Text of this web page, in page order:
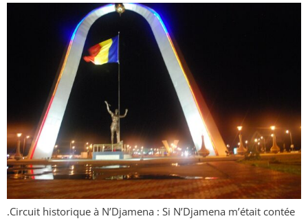
.Circuit historique à N’Djamena : Si N’Djamena m’était contée